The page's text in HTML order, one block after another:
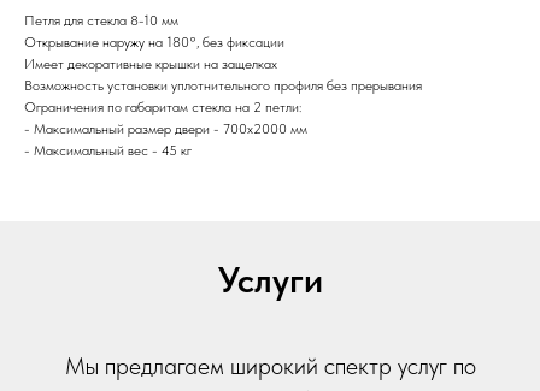
Петля для стекла 8-10 мм
Открывание наружу на 180°, без фиксации
Имеет декоративные крышки на защелках
Возможность установки уплотнительного профиля без прерывания
Ограничения по габаритам стекла на 2 петли:
- Максимальный размер двери - 700х2000 мм
- Максимальный вес - 45 кг
Услуги
Мы предлагаем широкий спектр услуг по